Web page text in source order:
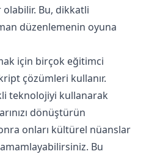
Bu, dikkatli
düzenlemenin oyuna
için birçok eğitimci
çözümleri kullanır.
teknolojiyi kullanarak
dönüştürün
onları kültürel nüanslar
Bu